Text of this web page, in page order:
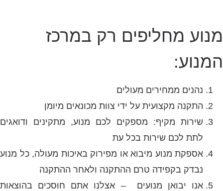
מנוע מחליפים רק במרכז
המנוע:
נהנים ממחירים מעולים
התקנה מקצועית על ידי צוות מכונאים מיומן
שירות מקיף: מספקים לכם מנוע, מתקינים ודואגים
לתת לכם שירות בכל עת
אספקת מנוע מיבוא או מפירוק באיכות מעולה, כל מנוע
נבדק בקפידה טרם ההתקנה ולאחר ההתקנה
אנו יבואן מנועים – אצלנו אתם חוסכים בהוצאות